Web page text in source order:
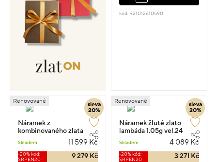
kód: R21012610590
sleva
20%
Renovované
Náramek z
kombinovaného zlata
kroucený 3.6g vel.19
Skladem 11 599 Kč
-20% kód:
SRPEN20
9 279 Kč
sleva
20%
Renovované
Náramek žluté zlato
lambáda 1.05g vel.24
Skladem 4 089 Kč
-20% kód:
SRPEN20
3 271 Kč